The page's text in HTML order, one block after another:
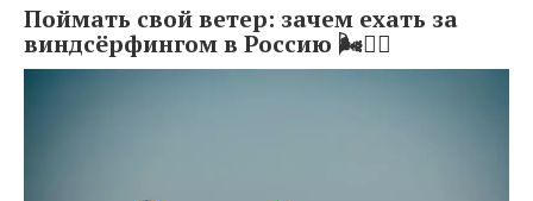
Поймать свой ветер: зачем ехать за
виндсёрфингом в Россию 🌬️🏄‍♂️